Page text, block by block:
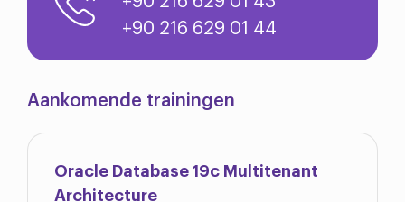
+90 216 629 01 44
Aankomende trainingen
Oracle Database 19c Multitenant
Architecture